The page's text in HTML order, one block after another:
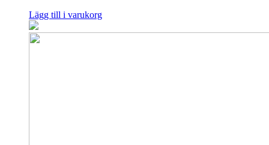
Lägg till i varukorg